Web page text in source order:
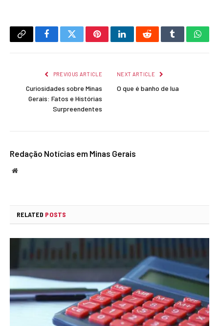
Copy
FacebookTwitterPinterestLinkedInRedditTumblr
PREVIOUS ARTICLE
Curiosidades sobre Minas
Gerais: Fatos e Histórias
Surpreendentes
NEXT ARTICLE
O que é banho de lua
Redação Notícias em Minas Gerais
Website
RELATED POSTS